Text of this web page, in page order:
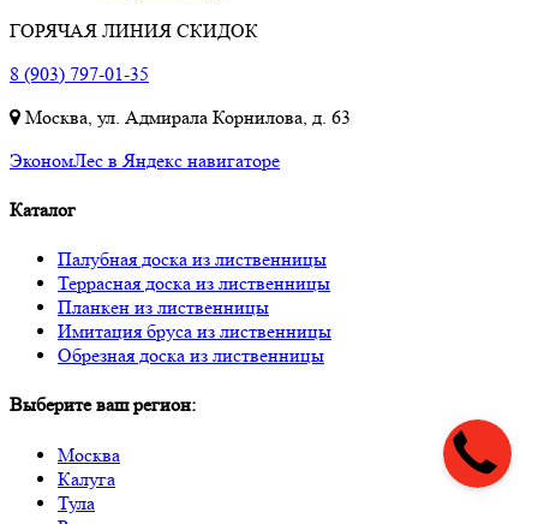
ГОРЯЧАЯ ЛИНИЯ СКИДОК
8 (903) 797-01-35
Москва, ул. Адмирала Корнилова, д. 63
ЭкономЛес в Яндекс навигаторе
Каталог
Палубная доска из лиственницы
Террасная доска из лиственницы
Планкен из лиственницы
Имитация бруса из лиственницы
Обрезная доска из лиственницы
Выберите ваш регион:
Москва
Калуга
Тула